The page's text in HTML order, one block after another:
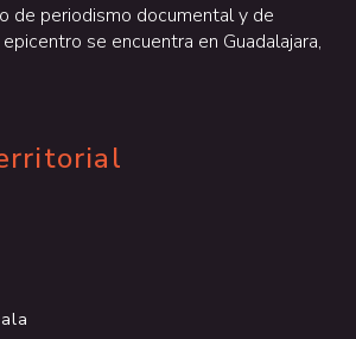
de periodismo documental y de
se encuentra en Guadalajara,